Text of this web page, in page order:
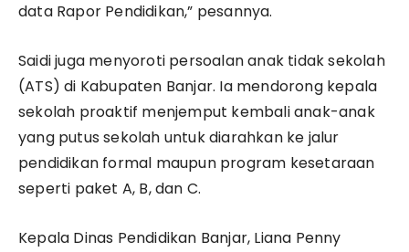
data Rapor Pendidikan,” pesannya.
Saidi juga menyoroti persoalan anak tidak sekolah
(ATS) di Kabupaten Banjar. Ia mendorong kepala
sekolah proaktif menjemput kembali anak-anak
yang putus sekolah untuk diarahkan ke jalur
pendidikan formal maupun program kesetaraan
seperti paket A, B, dan C.
Kepala Dinas Pendidikan Banjar, Liana Penny